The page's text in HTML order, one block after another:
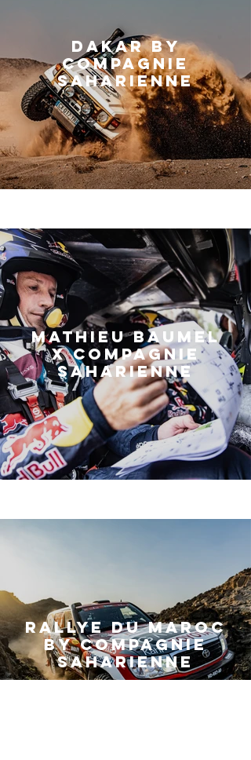
DAKAR BY
COMPAGNIE
SAHARIENNE
Mathieu Baumel
x Compagnie
Saharienne
RALLYE DU MAROC
BY COMPAGNIE
SAHARIENNE